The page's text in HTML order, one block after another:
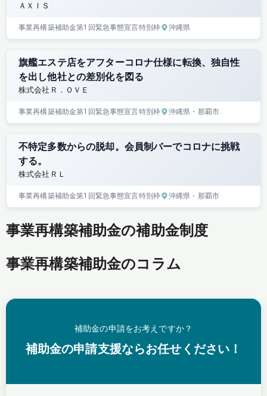
ＡＸＩＳ
事業再構築補助金第1回緊急事態宣言特別枠 沖縄県
旗艦エステ店をアフターコロナ仕様に転換、独自性
を出し他社との差別化を図る
株式会社Ｒ．ＯＶＥ
事業再構築補助金第1回緊急事態宣言特別枠 沖縄県 ・那覇市
不特定多数からの脱却。会員制バーでコロナに挑戦
する。
株式会社ＲＬ
事業再構築補助金第1回緊急事態宣言特別枠 沖縄県 ・那覇市
事業再構築補助金の補助金制度
事業再構築補助金のコラム
補助金の申請をお考えですか？
補助金の申請支援ならお任せください！